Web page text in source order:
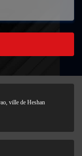
ville de Heshan